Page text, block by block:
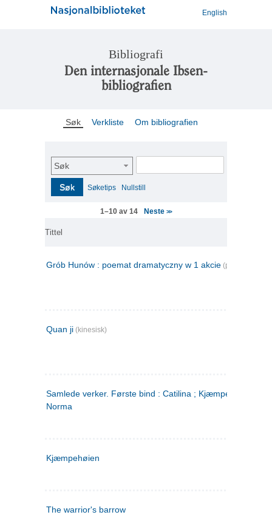
English
Bibliografi
Den internasjonale Ibsen-
bibliografien
Søk Verkliste Om bibliografien
Søk
Søk Søketips Nullstill
1–10 av 14 Neste>>
Tittel
Grób Hunów : poemat dramatyczny w 1 akcie (polsk)
Quan ji (kinesisk)
Samlede verker. Første bind : Catilina ; Kjæmpehøien ;
Norma
Kjæmpehøien
The warrior's barrow